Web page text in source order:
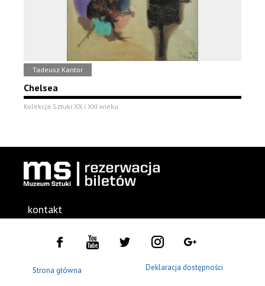
Tadeusz Kantor
Chelsea
Kolekcja Sztuki XX i XXI wieku
kontakt
Strona główna Deklaracja dostępności